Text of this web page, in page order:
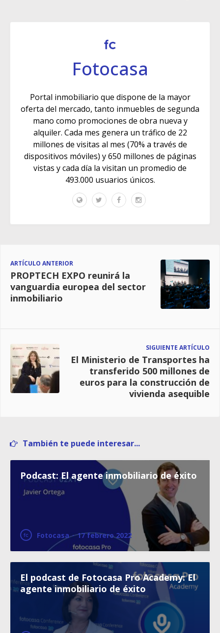
Fotocasa
Portal inmobiliario que dispone de la mayor
oferta del mercado, tanto inmuebles de segunda
mano como promociones de obra nueva y
alquiler. Cada mes genera un tráfico de 22
millones de visitas al mes (70% a través de
dispositivos móviles) y 650 millones de páginas
vistas y cada día la visitan un promedio de
493.000 usuarios únicos.
ARTÍCULO ANTERIOR
PROPTECH EXPO reunirá la
vanguardia europea del sector
inmobiliario
SIGUIENTE ARTÍCULO
El Ministerio de Transportes ha
transferido 500 millones de
euros para la construcción de
vivienda asequible
También te puede interesar...
Podcast: El agente inmobiliario de éxito
Fotocasa · 17 febrero 2022
El podcast de Fotocasa Pro Academy: El
agente inmobiliario de éxito